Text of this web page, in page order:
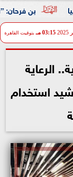
فرحان: ”اتفاقية
03:15 مـ بتوقيت القاهرة
الرعاية
استخدام